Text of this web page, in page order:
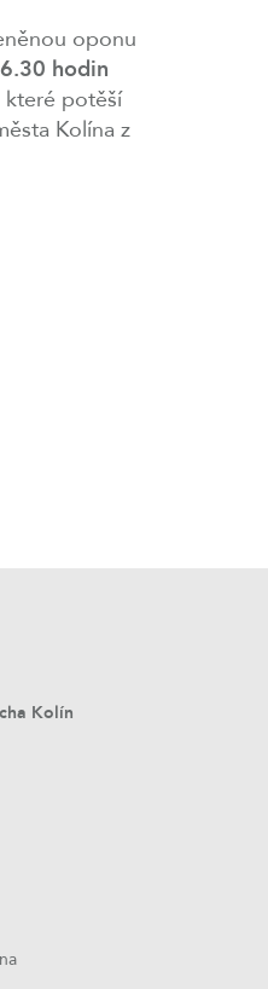
oponu
hodin
které potěší
Kolína z
Kolín